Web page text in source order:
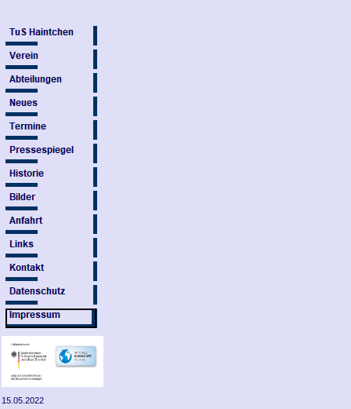
15.05.2022